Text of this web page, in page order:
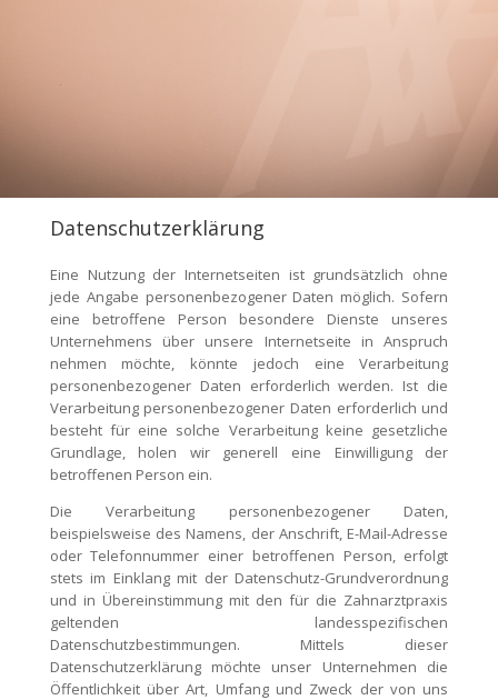
Datenschutzerklärung
Eine Nutzung der Internetseiten ist grundsätzlich ohne
jede Angabe personenbezogener Daten möglich. Sofern
eine betroffene Person besondere Dienste unseres
Unternehmens über unsere Internetseite in Anspruch
nehmen möchte, könnte jedoch eine Verarbeitung
personenbezogener Daten erforderlich werden. Ist die
Verarbeitung personenbezogener Daten erforderlich und
besteht für eine solche Verarbeitung keine gesetzliche
Grundlage, holen wir generell eine Einwilligung der
betroffenen Person ein.
Die Verarbeitung personenbezogener Daten,
beispielsweise des Namens, der Anschrift, E-Mail-Adresse
oder Telefonnummer einer betroffenen Person, erfolgt
stets im Einklang mit der Datenschutz-Grundverordnung
und in Übereinstimmung mit den für die Zahnarztpraxis
geltenden landesspezifischen
Datenschutzbestimmungen. Mittels dieser
Datenschutzerklärung möchte unser Unternehmen die
Öffentlichkeit über Art, Umfang und Zweck der von uns